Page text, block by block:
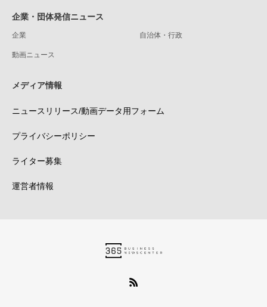
企業・団体発信ニュース
企業 自治体・行政
動画ニュース
メディア情報
ニュースリリース/動画データ用フォーム
プライバシーポリシー
ライター募集
運営者情報